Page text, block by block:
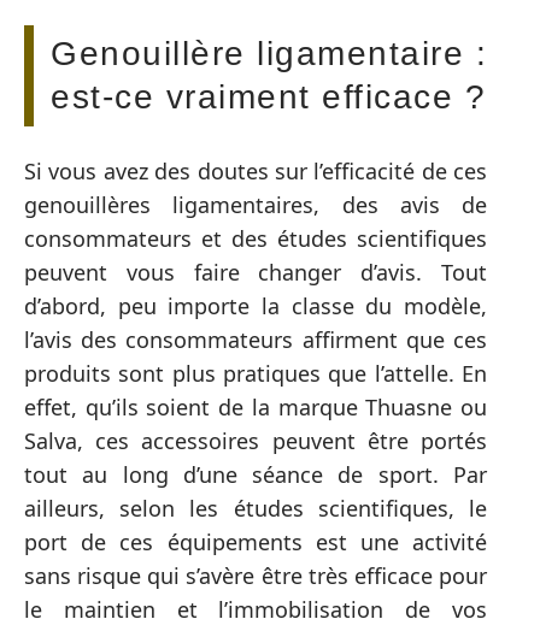
Genouillère ligamentaire :
est-ce vraiment efficace ?
Si vous avez des doutes sur l’efficacité de ces
genouillères ligamentaires, des avis de
consommateurs et des études scientifiques
peuvent vous faire changer d’avis. Tout
d’abord, peu importe la classe du modèle,
l’avis des consommateurs affirment que ces
produits sont plus pratiques que l’attelle. En
effet, qu’ils soient de la marque Thuasne ou
Salva, ces accessoires peuvent être portés
tout au long d’une séance de sport. Par
ailleurs, selon les études scientifiques, le
port de ces équipements est une activité
sans risque qui s’avère être très efficace pour
le maintien et l’immobilisation de vos